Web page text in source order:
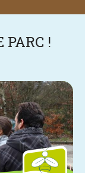
PARC !